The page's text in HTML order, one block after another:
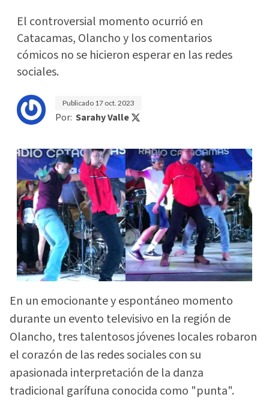
El controversial momento ocurrió en
Catacamas, Olancho y los comentarios
cómicos no se hicieron esperar en las redes
sociales.
Publicado 17 oct. 2023
Por: Sarahy Valle
En un emocionante y espontáneo momento
durante un evento televisivo en la región de
Olancho, tres talentosos jóvenes locales robaron
el corazón de las redes sociales con su
apasionada interpretación de la danza
tradicional garífuna conocida como "punta".